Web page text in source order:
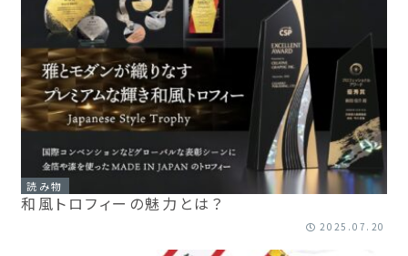
読み物
和風トロフィーの魅力とは？
2025.07.20